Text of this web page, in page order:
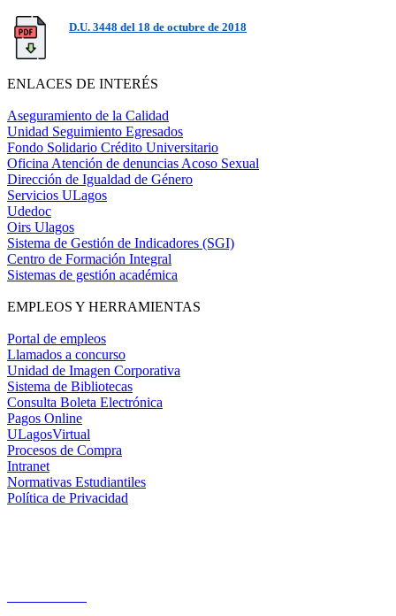
D.U. 3448 del 18 de octubre de 2018
ENLACES DE INTERÉS
Aseguramiento de la Calidad
Unidad Seguimiento Egresados
Fondo Solidario Crédito Universitario
Oficina Atención de denuncias Acoso Sexual
Dirección de Igualdad de Género
Servicios ULagos
Udedoc
Oirs Ulagos
Sistema de Gestión de Indicadores (SGI)
Centro de Formación Integral
Sistemas de gestión académica
EMPLEOS Y HERRAMIENTAS
Portal de empleos
Llamados a concurso
Unidad de Imagen Corporativa
Sistema de Bibliotecas
Consulta Boleta Electrónica
Pagos Online
ULagosVirtual
Procesos de Compra
Intranet
Normativas Estudiantiles
Política de Privacidad